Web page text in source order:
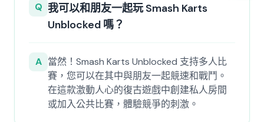
Q 我可以和朋友一起玩 Smash Karts
Unblocked 嗎？
A 當然！Smash Karts Unblocked 支持多人比
賽，您可以在其中與朋友一起競速和戰鬥。
在這款激動人心的復古遊戲中創建私人房間
或加入公共比賽，體驗競爭的刺激。